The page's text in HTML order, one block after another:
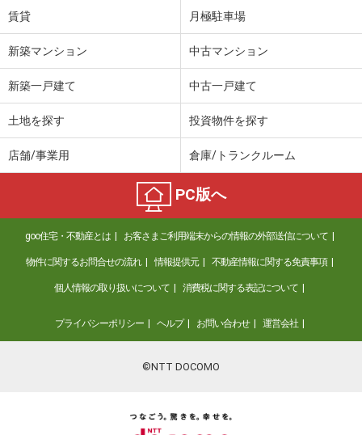
賃貸 月極駐車場
新築マンション 中古マンション
新築一戸建て 中古一戸建て
土地を探す 投資物件を探す
店舗/事業用 倉庫/トランクルーム
PC版へ
goo住宅・不動産とは お客さまご利用端末からの情報の外部送信について
物件に関するお問合せの流れ 情報提供元 不動産情報に関する免責事項
個人情報の取り扱いについて 消費税に関する表記について
プライバシーポリシー ヘルプ お問い合わせ 運営会社
©NTT DOCOMO